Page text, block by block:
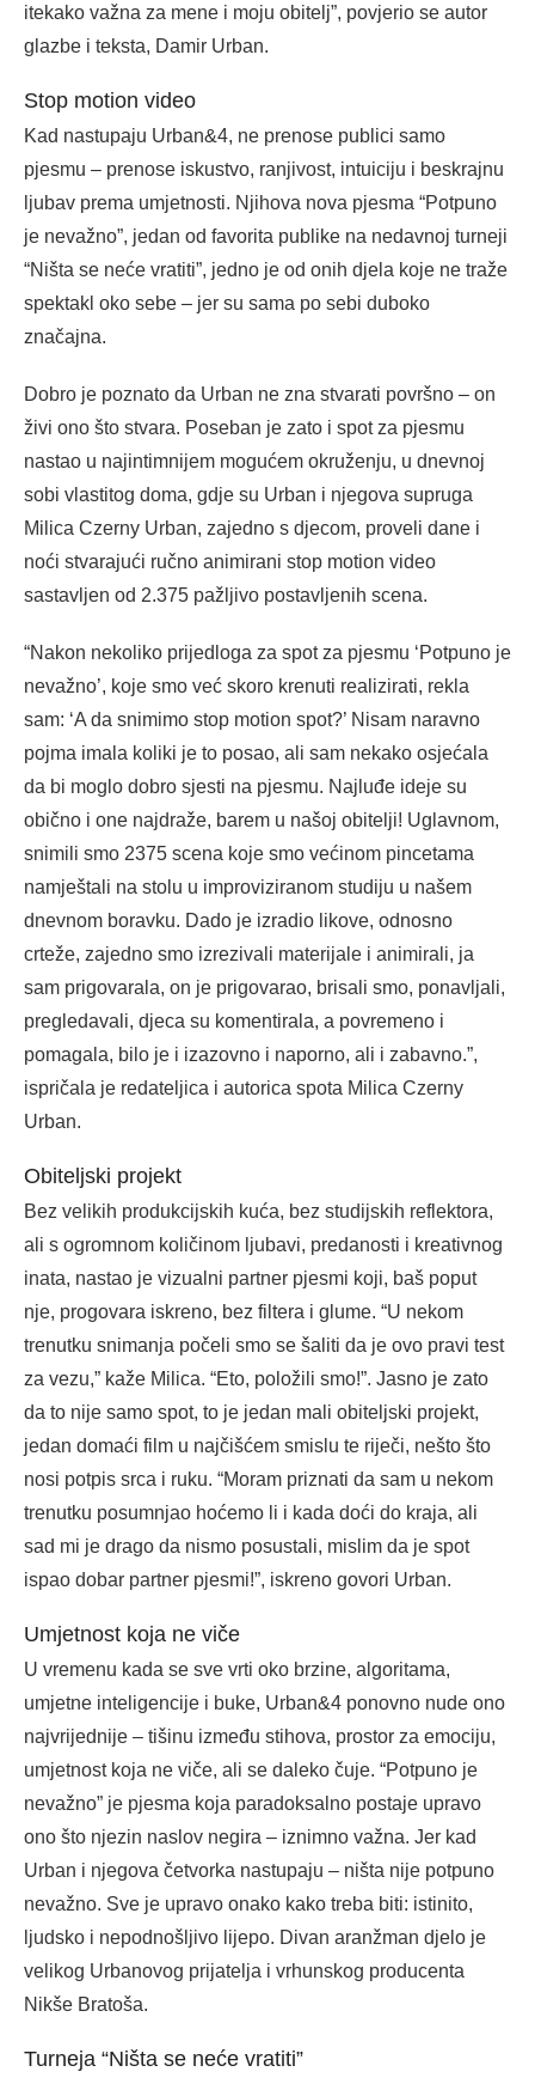
itekako važna za mene i moju obitelj”, povjerio se autor
glazbe i teksta, Damir Urban.
Stop motion video
Kad nastupaju Urban&4, ne prenose publici samo
pjesmu – prenose iskustvo, ranjivost, intuiciju i beskrajnu
ljubav prema umjetnosti. Njihova nova pjesma “Potpuno
je nevažno”, jedan od favorita publike na nedavnoj turneji
“Ništa se neće vratiti”, jedno je od onih djela koje ne traže
spektakl oko sebe – jer su sama po sebi duboko
značajna.
Dobro je poznato da Urban ne zna stvarati površno – on
živi ono što stvara. Poseban je zato i spot za pjesmu
nastao u najintimnijem mogućem okruženju, u dnevnoj
sobi vlastitog doma, gdje su Urban i njegova supruga
Milica Czerny Urban, zajedno s djecom, proveli dane i
noći stvarajući ručno animirani stop motion video
sastavljen od 2.375 pažljivo postavljenih scena.
“Nakon nekoliko prijedloga za spot za pjesmu ‘Potpuno je
nevažno’, koje smo već skoro krenuti realizirati, rekla
sam: ‘A da snimimo stop motion spot?’ Nisam naravno
pojma imala koliki je to posao, ali sam nekako osjećala
da bi moglo dobro sjesti na pjesmu. Najluđe ideje su
obično i one najdraže, barem u našoj obitelji! Uglavnom,
snimili smo 2375 scena koje smo većinom pincetama
namještali na stolu u improviziranom studiju u našem
dnevnom boravku. Dado je izradio likove, odnosno
crteže, zajedno smo izrezivali materijale i animirali, ja
sam prigovarala, on je prigovarao, brisali smo, ponavljali,
pregledavali, djeca su komentirala, a povremeno i
pomagala, bilo je i izazovno i naporno, ali i zabavno.”,
ispričala je redateljica i autorica spota Milica Czerny
Urban.
Obiteljski projekt
Bez velikih produkcijskih kuća, bez studijskih reflektora,
ali s ogromnom količinom ljubavi, predanosti i kreativnog
inata, nastao je vizualni partner pjesmi koji, baš poput
nje, progovara iskreno, bez filtera i glume. “U nekom
trenutku snimanja počeli smo se šaliti da je ovo pravi test
za vezu,” kaže Milica. “Eto, položili smo!”. Jasno je zato
da to nije samo spot, to je jedan mali obiteljski projekt,
jedan domaći film u najčišćem smislu te riječi, nešto što
nosi potpis srca i ruku. “Moram priznati da sam u nekom
trenutku posumnjao hoćemo li i kada doći do kraja, ali
sad mi je drago da nismo posustali, mislim da je spot
ispao dobar partner pjesmi!”, iskreno govori Urban.
Umjetnost koja ne viče
U vremenu kada se sve vrti oko brzine, algoritama,
umjetne inteligencije i buke, Urban&4 ponovno nude ono
najvrijednije – tišinu između stihova, prostor za emociju,
umjetnost koja ne viče, ali se daleko čuje. “Potpuno je
nevažno” je pjesma koja paradoksalno postaje upravo
ono što njezin naslov negira – iznimno važna. Jer kad
Urban i njegova četvorka nastupaju – ništa nije potpuno
nevažno. Sve je upravo onako kako treba biti: istinito,
ljudsko i nepodnošljivo lijepo. Divan aranžman djelo je
velikog Urbanovog prijatelja i vrhunskog producenta
Nikše Bratoša.
Turneja “Ništa se neće vratiti”